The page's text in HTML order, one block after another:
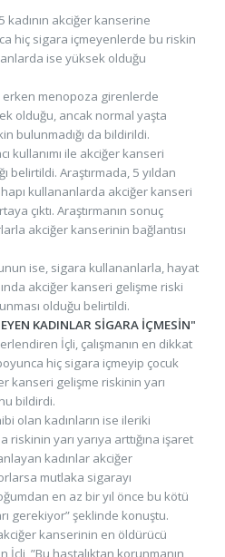
kadının akciğer kanserine
hiç sigara içmeyenlerde bu riskin
ise yüksek olduğu
erken menopoza girenlerde
olduğu, ancak normal yaşta
bulunmadığı da bildirildi.
kullanımı ile akciğer kanseri
belirtildi. Araştırmada, 5 yıldan
kullananlarda akciğer kanseri
çıktı. Araştırmanın sonuç
akciğer kanserinin bağlantısı
ise, sigara kullananlarla, hayat
akciğer kanseri gelişme riski
olduğu belirtildi.
KADINLAR SİGARA İÇMESİN"
İçli, çalışmanın en dikkat
hiç sigara içmeyip çocuk
kanseri gelişme riskinin yarı
bildirdi.
olan kadınların ise ileriki
yarı yarıya arttığına işaret
kadınlar akciğer
mutlaka sigarayı
en az bir yıl önce bu kötü
gerekiyor” şeklinde konuştu.
kanserinin en öldürücü
”Bu hastalıktan korunmanın